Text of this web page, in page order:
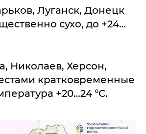
Луганск, Донецк
сухо, до +24…
Николаев, Херсон,
кратковременные
+20…24 °C.